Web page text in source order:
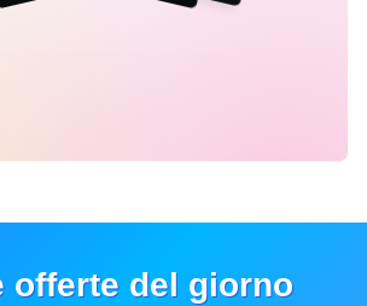
offerte del giorno